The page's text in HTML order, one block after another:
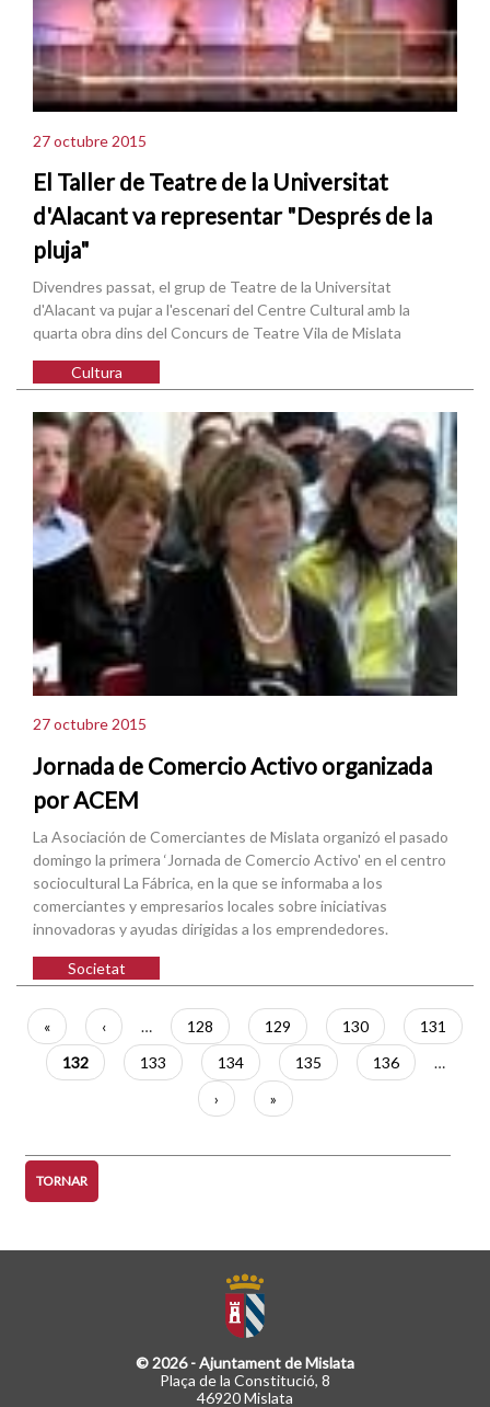
27 octubre 2015
El Taller de Teatre de la Universitat
d'Alacant va representar "Després de la
pluja"
Divendres passat, el grup de Teatre de la Universitat
d'Alacant va pujar a l'escenari del Centre Cultural amb la
quarta obra dins del Concurs de Teatre Vila de Mislata
Cultura
27 octubre 2015
Jornada de Comercio Activo organizada
por ACEM
La Asociación de Comerciantes de Mislata organizó el pasado
domingo la primera ‘Jornada de Comercio Activo' en el centro
sociocultural La Fábrica, en la que se informaba a los
comerciantes y empresarios locales sobre iniciativas
innovadoras y ayudas dirigidas a los emprendedores.
Societat
Paginació
Primera
pàgina
«
Pàgina
anterior
‹ … Pàgina
128 Pàgina
129 Pàgina
130 Pàgina
131
Pàgina
actual
132 Pàgina
133 Pàgina
134 Pàgina
135 Pàgina
136
…
Pàgina
següent
›
Última
pàgina
»
TORNAR
© 2026 - Ajuntament de Mislata
Plaça de la Constitució, 8
46920 Mislata